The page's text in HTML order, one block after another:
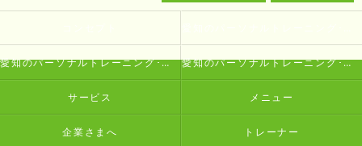
愛知のパーソナルトレーニング･生涯動ける体研究所 Oneの評判 愛知のパーソナルトレーニング･生涯動ける体研究所 Oneのお客様の声
サービス メニュー
企業さまへ トレーナー